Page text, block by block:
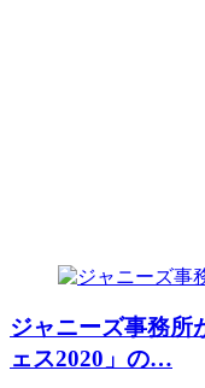
ジャニーズ事務
ェス2020」の…